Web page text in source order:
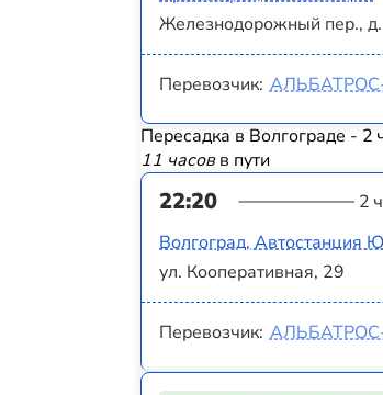
Железнодорожный пер.,
Перевозчик:
Пересадка в Волгограде - 2
11 часовв пути
22:20 2
Волгоград, Автостанция
ул. Кооперативная, 29
Перевозчик: